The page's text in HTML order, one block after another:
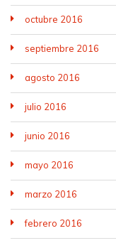
octubre 2016
septiembre 2016
agosto 2016
julio 2016
junio 2016
mayo 2016
marzo 2016
febrero 2016